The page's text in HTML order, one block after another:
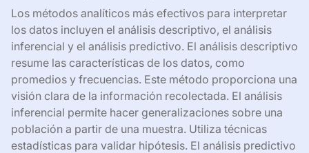
Los métodos analíticos más efectivos para interpretar
los datos incluyen el análisis descriptivo, el análisis
inferencial y el análisis predictivo. El análisis descriptivo
resume las características de los datos, como
promedios y frecuencias. Este método proporciona una
visión clara de la información recolectada. El análisis
inferencial permite hacer generalizaciones sobre una
población a partir de una muestra. Utiliza técnicas
estadísticas para validar hipótesis. El análisis predictivo